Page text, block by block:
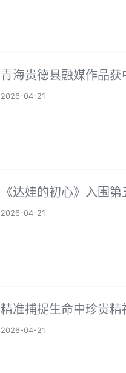
青海贵德县融媒作品获
2026-04-21
《达娃的初心》入围
2026-04-21
精准捕捉生命中珍贵
2026-04-21